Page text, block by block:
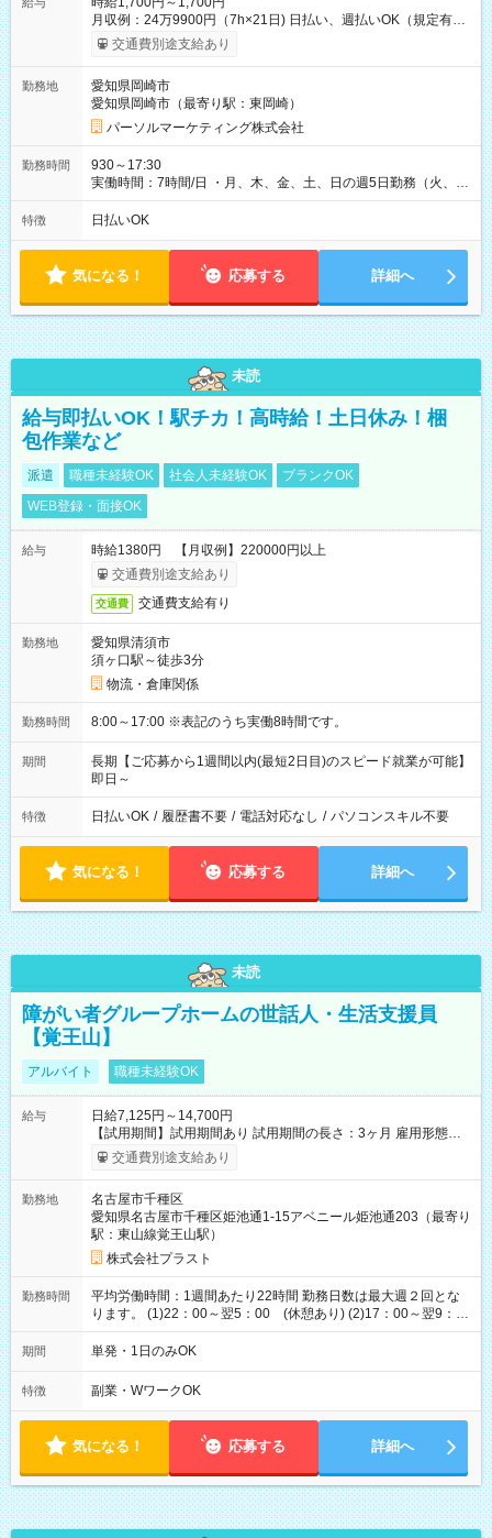
月収例：24万9900円（7h×21日) 日払い、週払いOK（規定有
り） 【試用期間】試用期間なし
交通費別途支給あり
勤務地
愛知県岡崎市
愛知県岡崎市（最寄り駅：東岡崎）
パーソルマーケティング株式会社
勤務時間
930～17:30
実働時間：7時間/日 ・月、木、金、土、日の週5日勤務（火、水
は固定休です／夏季、年末年始等、長期休暇有り！） ・ワンシ
フト！ 残業ほぼナシ（0～5h/月）
特徴 日払いOK
気になる！ 応募する 詳細へ
未読
給与即払いOK！駅チカ！高時給！土日休み！梱
包作業など
派遣 職種未経験OK 社会人未経験OK
ブランクOK
WEB登録・面接OK
給与
時給1380円 【月収例】220000円以上
交通費別途支給あり
交通費 交通費支給有り
勤務地
愛知県清須市
須ヶ口駅～徒歩3分
物流・倉庫関係
勤務時間 8:00～17:00 ※表記のうち実働8時間です。
期間
長期【ご応募から1週間以内(最短2日目)のスピード就業が可能】
即日～
特徴 日払いOK / 履歴書不要 / 電話対応なし / パソコンスキル不要
気になる！ 応募する 詳細へ
未読
障がい者グループホームの世話人・生活支援員
【覚王山】
アルバイト 職種未経験OK
給与
日給7,125円～14,700円
【試用期間】試用期間あり 試用期間の長さ：3ヶ月 雇用形態、
給与は本採用時と同じです。
交通費別途支給あり
勤務地
名古屋市千種区
愛知県名古屋市千種区姫池通1-15アベニール姫池通203（最寄り
駅：東山線覚王山駅）
株式会社プラスト
勤務時間
平均労働時間：1週間あたり22時間 勤務日数は最大週２回とな
ります。 (1)22：00～翌5：00 (休憩あり) (2)17：00～翌9：
00 (休憩あり) ３６協定提出済 平均労働時間：1週間あたり22
時間 勤務日数は最大週２回となります。 (1)22：00～翌5：00
期間 単発・1日のみOK
特徴 副業・WワークOK
気になる！ 応募する 詳細へ